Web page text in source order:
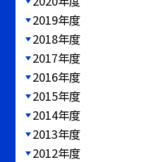
2019年度
2018年度
2017年度
2016年度
2015年度
2014年度
2013年度
2012年度